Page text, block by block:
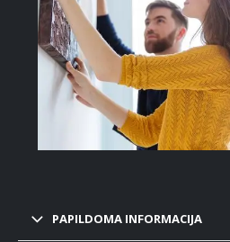
PAPILDOMA INFORMACIJA